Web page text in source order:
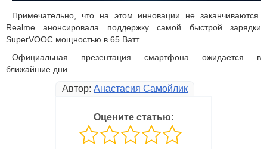
Примечательно, что на этом инновации не заканчиваются.
Realme анонсировала поддержку самой быстрой зарядки
SuperVOOC мощностью в 65 Ватт.
Официальная презентация смартфона ожидается в
ближайшие дни.
Автор: Анастасия Самойлик
Оцените статью: